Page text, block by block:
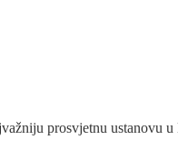
prosvjetnu